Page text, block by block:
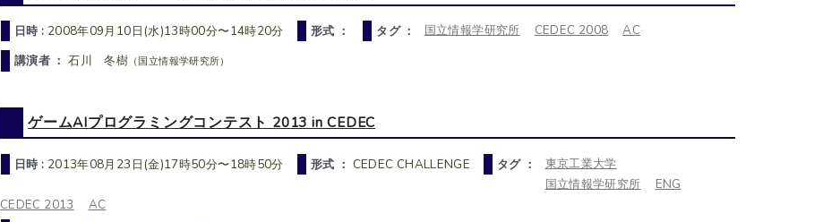
日時 : 2008年09月10日(水)13時00分〜14時20分 形式 ： タグ ： 国立情報学研究所 CEDEC 2008
AC
講演者 ：石川 冬樹 （国立情報学研究所）
ゲームAIプログラミングコンテスト 2013 in CEDEC
日時 : 2013年08月23日(金)17時50分〜18時50分 形式 ： CEDEC CHALLENGE タグ ：
東京工業大学
国立情報学研究所
ENG
CEDEC 2013
AC